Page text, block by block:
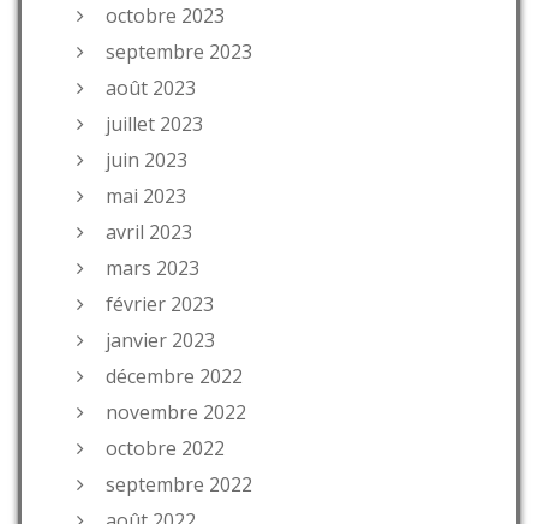
octobre 2023
septembre 2023
août 2023
juillet 2023
juin 2023
mai 2023
avril 2023
mars 2023
février 2023
janvier 2023
décembre 2022
novembre 2022
octobre 2022
septembre 2022